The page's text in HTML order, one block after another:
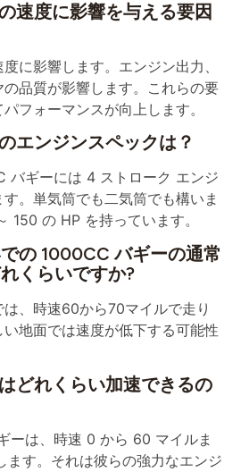
速度に影響を与える要因
に影響します。エンジン出力、
品質が影響します。これらの要
フォーマンスが向上します。
エンジンスペックは？
バギーには 4 ストローク エンジ
。単気筒でも二気筒でも構いま
150 の HP を持っています。
の 1000CC バギーの通常
くらいですか?
、時速60から70マイルで走り
地面では速度が低下する可能性
どれくらい加速できるの
ーは、時速 0 から 60 マイルま
ます。それは彼らの強力なエンジ